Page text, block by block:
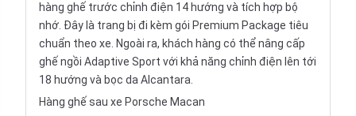
hàng ghế trước chỉnh điện 14 hướng và tích hợp bộ
nhớ. Đây là trang bị đi kèm gói Premium Package tiêu
chuẩn theo xe. Ngoài ra, khách hàng có thể nâng cấp
ghế ngồi Adaptive Sport với khả năng chỉnh điện lên tới
18 hướng và bọc da Alcantara.
Hàng ghế sau xe Porsche Macan